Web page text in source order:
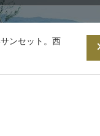
ンセット。西